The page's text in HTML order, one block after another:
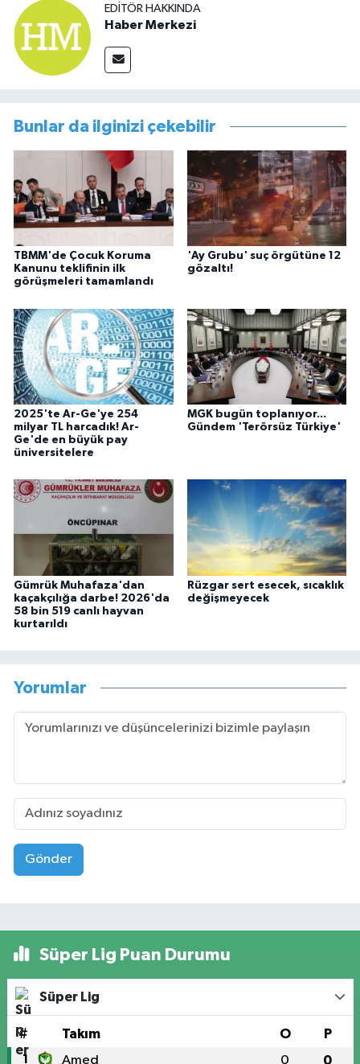
EDITÖR HAKKINDA
Haber Merkezi
Bunlar da ilginizi çekebilir
TBMM'de Çocuk Koruma
Kanunu teklifinin ilk
görüşmeleri tamamlandı
'Ay Grubu' suç örgütüne 12
gözaltı!
2025'te Ar-Ge'ye 254
milyar TL harcadık! Ar-
Ge'de en büyük pay
üniversitelere
MGK bugün toplanıyor...
Gündem 'Terörsüz Türkiye'
Gümrük Muhafaza'dan
kaçakçılığa darbe! 2026'da
58 bin 519 canlı hayvan
kurtarıldı
Rüzgar sert esecek, sıcaklık
değişmeyecek
Yorumlar
Gönder
Süper Lig Puan Durumu
Süper Lig
# Takım O P
1 Amed 0 0